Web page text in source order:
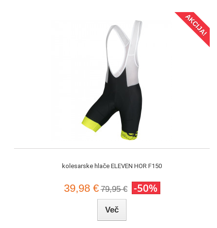
AKCIJA!
kolesarske hlače ELEVEN HOR F150
39,98 € 79,95 € -50%
Več